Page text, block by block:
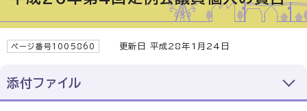
ページ番号1005860 更新日 平成28年1月24日
添付ファイル